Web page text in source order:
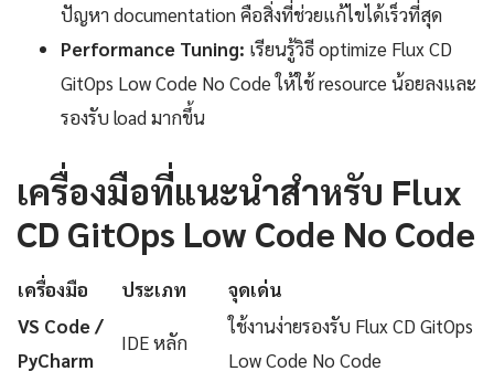
ปัญหา documentation คือสิ่งที่ช่วยแก้ไขได้เร็วที่สุด
Performance Tuning: เรียนรู้วิธี optimize Flux CD
GitOps Low Code No Code ให้ใช้ resource น้อยลงและ
รองรับ load มากขึ้น
เครื่องมือที่แนะนำสำหรับ Flux
CD GitOps Low Code No Code
เครื่องมือ ประเภท
จุดเด่น
VS Code /
PyCharm
IDE หลัก
ใช้งานง่ายรองรับ Flux CD GitOps
Low Code No Code